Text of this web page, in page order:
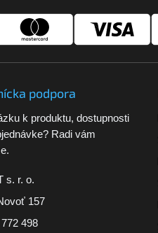
podpora
k produktu, dostupnosti
Radi vám
s. r. o.
157
498